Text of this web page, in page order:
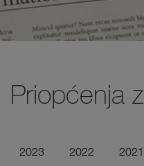
Priopćenja
2023 2022 2021